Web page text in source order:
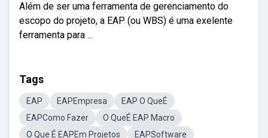
Além de ser uma ferramenta de gerenciamento do
escopo do projeto, a EAP (ou WBS) é uma exelente
ferramenta para ...
Tags
EAP EAPEmpresa
EAP O QueÉ
EAPComo Fazer
O QueÉ EAP Macro
O Que É EAPEm Projetos
EAPSoftware